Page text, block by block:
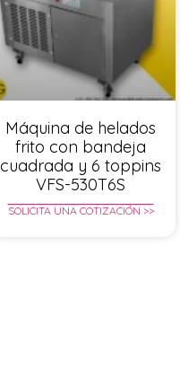
Máquina de helados
frito con bandeja
cuadrada y 6 toppins
VFS-530T6S
SOLICITA UNA COTIZACIÓN >>